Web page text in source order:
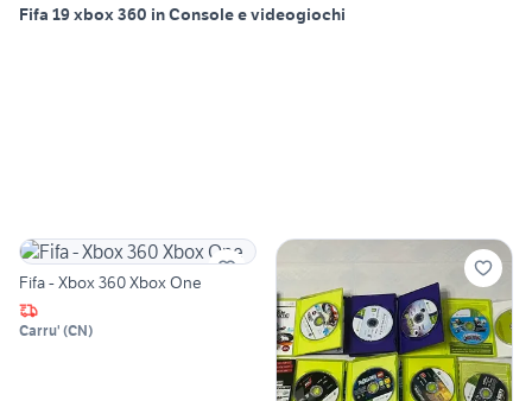
Fifa 19 xbox 360 in Console e videogiochi
Fifa - Xbox 360 Xbox One
Carru' (CN)